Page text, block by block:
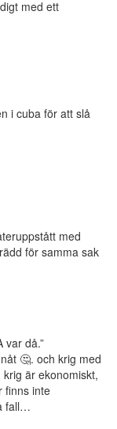
med ett
i cuba för att slå
med
för samma sak
var då.”
🤔. och krig med
är ekonomiskt,
finns inte
fall…